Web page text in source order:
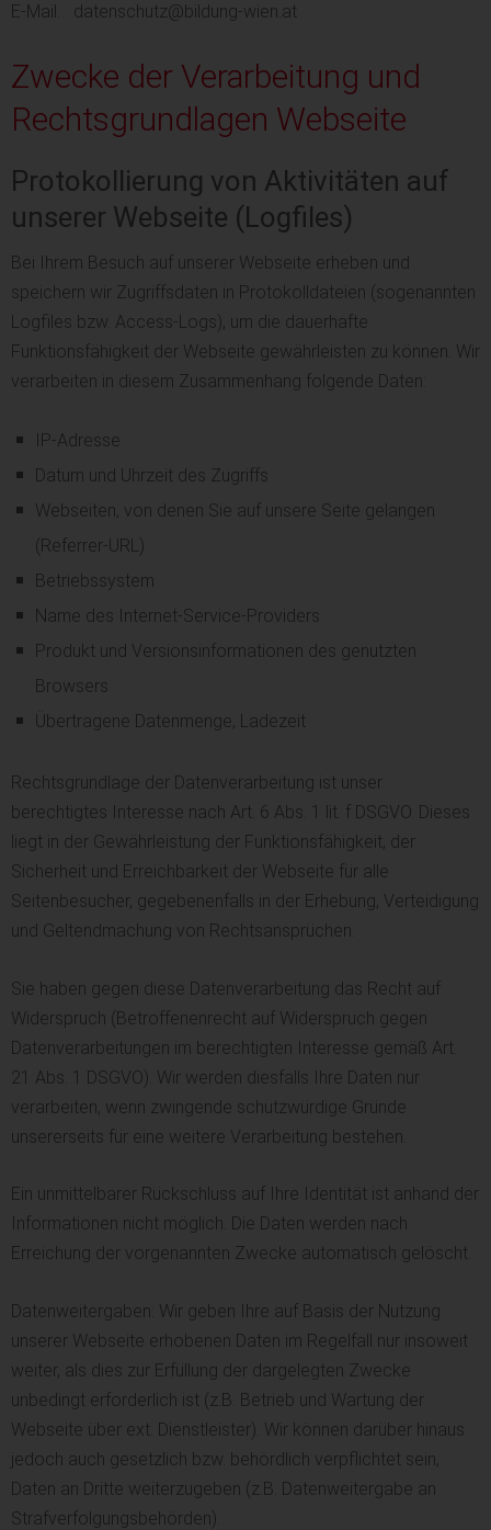
E-Mail: datenschutz@bildung-wien.at
Zwecke der Verarbeitung und
Rechtsgrundlagen Webseite
Protokollierung von Aktivitäten auf
unserer Webseite (Logfiles)
Bei Ihrem Besuch auf unserer Webseite erheben und
speichern wir Zugriffsdaten in Protokolldateien (sogenannten
Logfiles bzw. Access-Logs), um die dauerhafte
Funktionsfähigkeit der Webseite gewährleisten zu können. Wir
verarbeiten in diesem Zusammenhang folgende Daten:
IP-Adresse
Datum und Uhrzeit des Zugriffs
Webseiten, von denen Sie auf unsere Seite gelangen
(Referrer-URL)
Betriebssystem
Name des Internet-Service-Providers
Produkt und Versionsinformationen des genutzten
Browsers
Übertragene Datenmenge, Ladezeit
Rechtsgrundlage der Datenverarbeitung ist unser
berechtigtes Interesse nach Art. 6 Abs. 1 lit. f DSGVO. Dieses
liegt in der Gewährleistung der Funktionsfähigkeit, der
Sicherheit und Erreichbarkeit der Webseite für alle
Seitenbesucher, gegebenenfalls in der Erhebung, Verteidigung
und Geltendmachung von Rechtsansprüchen.
Sie haben gegen diese Datenverarbeitung das Recht auf
Widerspruch (Betroffenenrecht auf Widerspruch gegen
Datenverarbeitungen im berechtigten Interesse gemäß Art.
21 Abs. 1 DSGVO). Wir werden diesfalls Ihre Daten nur
verarbeiten, wenn zwingende schutzwürdige Gründe
unsererseits für eine weitere Verarbeitung bestehen.
Ein unmittelbarer Rückschluss auf Ihre Identität ist anhand der
Informationen nicht möglich. Die Daten werden nach
Erreichung der vorgenannten Zwecke automatisch gelöscht.
Datenweitergaben: Wir geben Ihre auf Basis der Nutzung
unserer Webseite erhobenen Daten im Regelfall nur insoweit
weiter, als dies zur Erfüllung der dargelegten Zwecke
unbedingt erforderlich ist (z.B. Betrieb und Wartung der
Webseite über ext. Dienstleister). Wir können darüber hinaus
jedoch auch gesetzlich bzw. behördlich verpflichtet sein,
Daten an Dritte weiterzugeben (z.B. Datenweitergabe an
Strafverfolgungsbehörden).